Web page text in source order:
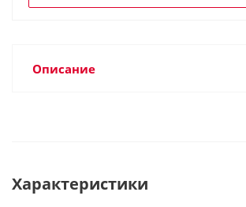
Описание
Характеристики